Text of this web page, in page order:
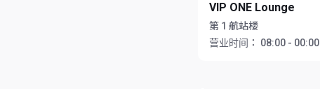
VIP ONE Lounge
第 1 航站楼
营业时间：
08:00 - 00:00